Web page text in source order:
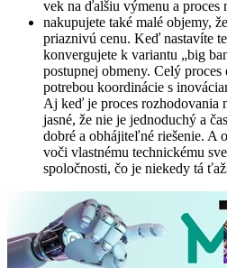
vek na ďalšiu výmenu a proces
nakupujete také malé objemy,
priaznivú cenu. Keď nastavíte
konvergujete k variantu „big
postupnej obmeny. Celý
potrebou koordinácie s
Aj keď je proces rozhodovania
jasné, že nie je jednoduchý a
dobré a obhájiteľné riešenie. A
voči vlastnému technickému
spoločnosti, čo je niekedy tá